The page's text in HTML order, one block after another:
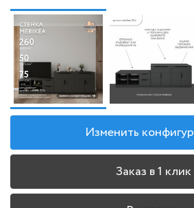
Изменить
Заказ в 1 клик